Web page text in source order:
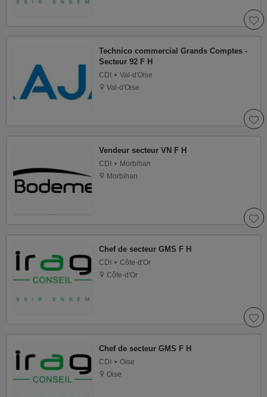
Technico commercial Grands Comptes -
Secteur 92 F H
CDI
Val-d'Oise
Val-d'Oise
Vendeur secteur VN F H
CDI
Morbihan
Morbihan
Chef de secteur GMS F H
CDI
Côte-d'Or
Côte-d'Or
Chef de secteur GMS F H
CDI
Oise
Oise